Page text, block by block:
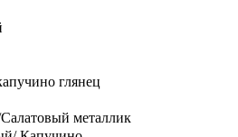
глянец
металлик